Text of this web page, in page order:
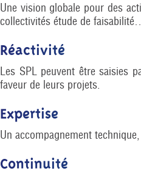
Une vision globale pour des
collectivités étude de
Réactivité
Les SPL peuvent être saisies
faveur de leurs projets.
Expertise
Un accompagnement
Continuité